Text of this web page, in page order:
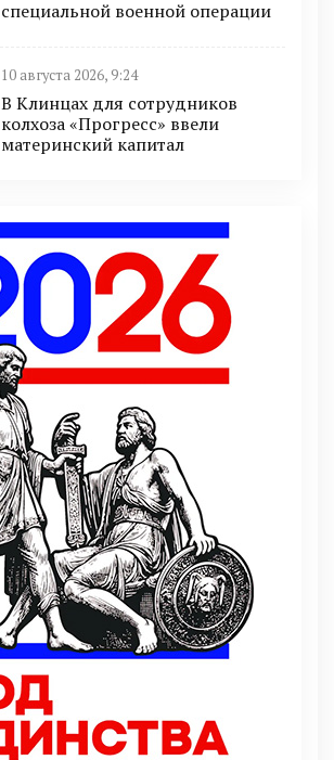
специальной военной операции
10 августа 2026, 9:24
В Клинцах для сотрудников
колхоза «Прогресс» ввели
материнский капитал